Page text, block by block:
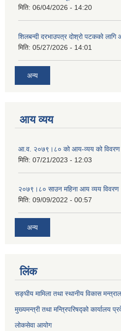
मिति: 06/04/2026 - 14:20
शिलबन्दी दरभाउपत्र दोश्रो पटकको
मिति: 05/27/2026 - 14:01
अन्य
आय व्यय
आ.व. २०७९।८० को आय-व्यय को विवरण
मिति: 07/21/2023 - 12:03
२०७९।८० साउन महिना आय व्यय विवरण
मिति: 09/09/2022 - 00:57
अन्य
लिंक
सङ्घीय मामिला तथा स्थानीय विकास
मुख्यमन्त्री तथा मन्त्रिपरिषद्को कार्यालय
लोकसेवा आयोग ​​​​